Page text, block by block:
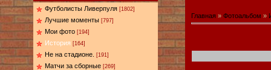
Футболисты Ливерпуля [1802]
Лучшие моменты [797]
Мои фото [194]
История [164]
Не на стадионе. [191]
Матчи за сборные [269]
Главная » Фотоальбом »